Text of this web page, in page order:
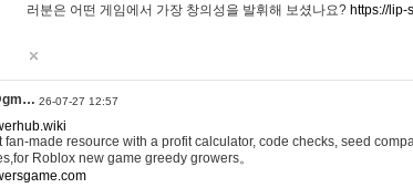
러분은 어떤 게임에서 가장 창의성을 발휘해 보셨나요? https://lip-
26-07-27 12:57
made resource with a profit calculator, code checks, seed
Roblox new game greedy growers。